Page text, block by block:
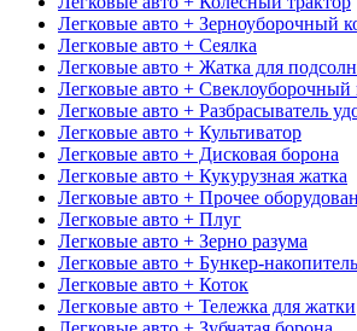
Легковые авто + Зерноуборочный
Легковые авто + Сеялка
Легковые авто + Жатка для
Легковые авто + Свеклоуборочный
Легковые авто + Разбрасыватель
Легковые авто + Культиватор
Легковые авто + Дисковая борона
Легковые авто + Кукурузная жатка
Легковые авто + Прочее
Легковые авто + Плуг
Легковые авто + Зерно разума
Легковые авто + Бункер-накопитель
Легковые авто + Коток
Легковые авто + Тележка для жатки